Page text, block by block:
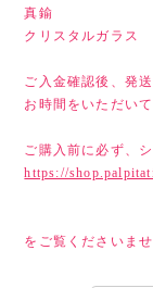
真鍮
クリスタルガラス
ご入金確認後、発
お時間をいただいて
ご購入前に必ず、
https://
をご覧くださいませ